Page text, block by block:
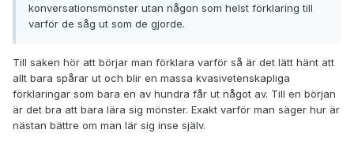
konversationsmönster utan någon som helst förklaring till
varför de såg ut som de gjorde.
Till saken hör att börjar man förklara varför så är det lätt hänt att
allt bara spårar ut och blir en massa kvasivetenskapliga
förklaringar som bara en av hundra får ut något av. Till en början
är det bra att bara lära sig mönster. Exakt varför man säger hur är
nästan bättre om man lär sig inse själv.